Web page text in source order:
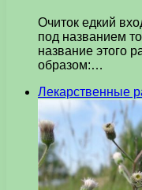
Очиток едкий
под названием
название этого
образом:…
Лекарственные